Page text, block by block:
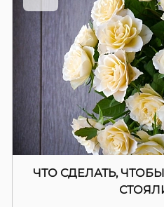
ЧТО СДЕЛАТЬ,